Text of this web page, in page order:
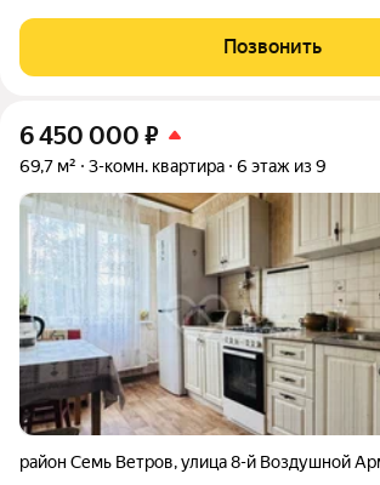
Позвонить
6 450 000 ₽
69,7 м² 3-комн. квартира 6 этаж из 9
район Семь Ветров,улица 8-й Воздушной